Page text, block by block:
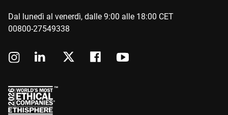
Dal lunedì al venerdì, dalle 9:00 alle 18:00 CET
00800-27549338